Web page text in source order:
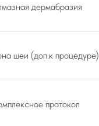
дермабразия
шеи (доп.к процедуре)
протокол
мире
в номинации
лица».